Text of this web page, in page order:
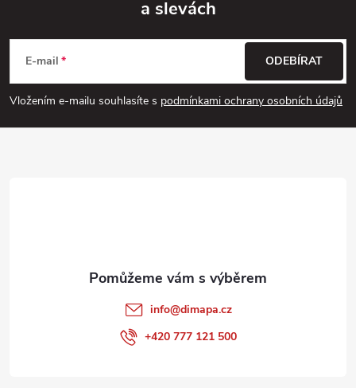
p
a
a slevách
E-mail
Vložením e-mailu souhlasíte s podmínkami ochrany osobních údajů
ODEBÍRAT
info@dimapa.cz
+420 777 121 500